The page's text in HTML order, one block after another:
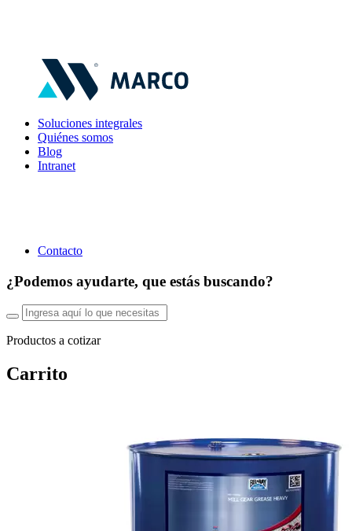
Soluciones integrales
Quiénes somos
Blog
Intranet
Contacto
¿Podemos ayudarte, que estás buscando?
Productos a cotizar
Carrito